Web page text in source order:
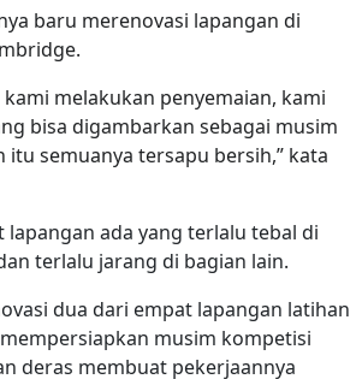
baru merenovasi lapangan di
kami melakukan penyemaian, kami
bisa digambarkan sebagai musim
itu semuanya tersapu bersih,” kata
ada yang terlalu tebal di
terlalu jarang di bagian lain.
dua dari empat lapangan latihan
musim kompetisi
deras membuat pekerjaannya